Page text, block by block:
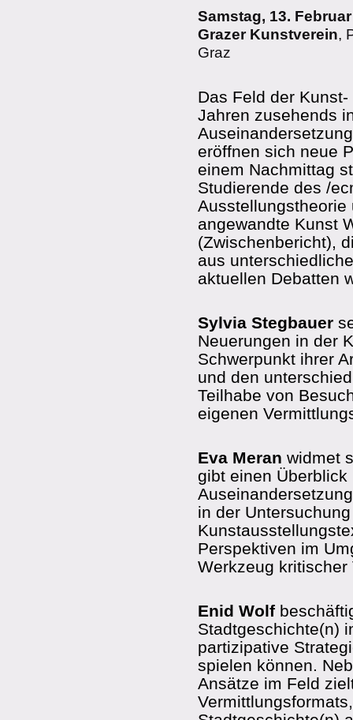
Samstag, 13.
Grazer Kunstverein,
Graz
Das Feld der
Jahren zusehends
eröffnen sich neue
einem Nachmittag
Studierende des /
Ausstellungstheorie
angewandte Kunst
(Zwischenbericht),
aus
aktuellen Debatten
Sylvia Stegbauer
Neuerungen in der
Schwerpunkt ihrer
und den
Teilhabe von
eigenen
Eva Meran widmet
gibt einen
in der
Perspektiven im
Werkzeug
Enid Wolf
Stadtgeschichte(n)
partizipative
spielen können.
Ansätze im Feld